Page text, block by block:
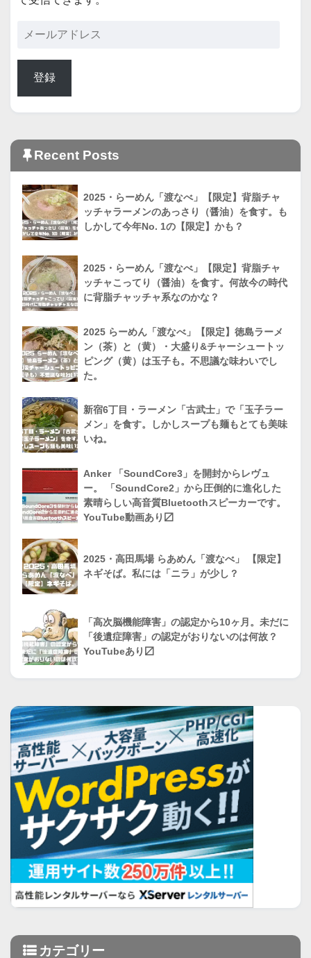
登録
Recent Posts
2025・らーめん「渡なべ」【限定】背脂チャ
ッチャラーメンのあっさり（醤油）を食す。も
しかして今年No. 1の【限定】かも？
2025・らーめん「渡なべ」【限定】背脂チャ
ッチャこってり（醤油）を食す。何故今の時代
に背脂チャッチャ系なのかな？
2025 らーめん「渡なべ」【限定】徳島ラーメ
ン（茶）と（黄）・大盛り&チャーシュートッ
ピング（黄）は玉子も。不思議な味わいでし
た。
新宿6丁目・ラーメン「古武士」で「玉子ラー
メン」を食す。しかしスープも麺もとても美味
いね。
Anker 「SoundCore3」を開封からレヴュ
ー。 「SoundCore2」から圧倒的に進化した
素晴らしい高音質Bluetoothスピーカーです。
YouTube動画あり〼
2025・高田馬場 らあめん「渡なべ」 【限定】
ネギそば。私には「ニラ」が少し？
「高次脳機能障害」の認定から10ヶ月。未だに
「後遺症障害」の認定がおりないのは何故？
YouTubeあり〼
カテゴリー